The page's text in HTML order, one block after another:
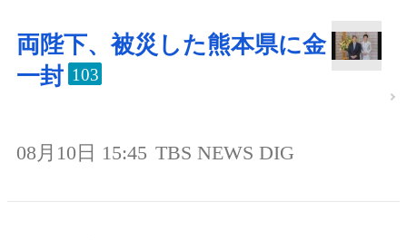
両陛下、被災した熊本県に金
一封 103
08月10日 15:45 TBS NEWS DIG